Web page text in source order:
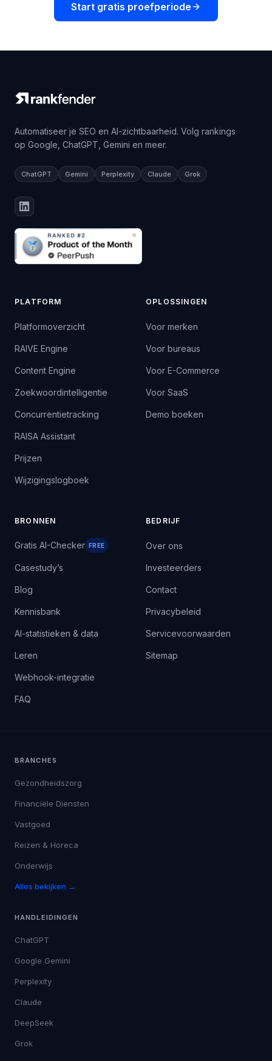
Start gratis proefperiode
Automatiseer je SEO en AI-zichtbaarheid. Volg rankings
op Google, ChatGPT, Gemini en meer.
ChatGPT Gemini Perplexity Claude Grok
PLATFORM
Platformoverzicht
RAIVE Engine
Content Engine
Zoekwoordintelligentie
Concurrentietracking
RAISA Assistant
Prijzen
Wijzigingslogboek
OPLOSSINGEN
Voor merken
Voor bureaus
Voor E-Commerce
Voor SaaS
Demo boeken
BRONNEN
Gratis AI-Checker FREE
Casestudy’s
Blog
Kennisbank
AI-statistieken & data
Leren
Webhook-integratie
FAQ
BEDRIJF
Over ons
Investeerders
Contact
Privacybeleid
Servicevoorwaarden
Sitemap
BRANCHES
Gezondheidszorg
Financiële Diensten
Vastgoed
Reizen & Horeca
Onderwijs
Alles bekijken →
HANDLEIDINGEN
ChatGPT
Google Gemini
Perplexity
Claude
DeepSeek
Grok